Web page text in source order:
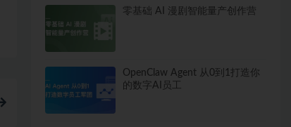
零基础 AI 漫剧智能量产创作营
OpenClaw Agent 从0到1打造你
的数字AI员工